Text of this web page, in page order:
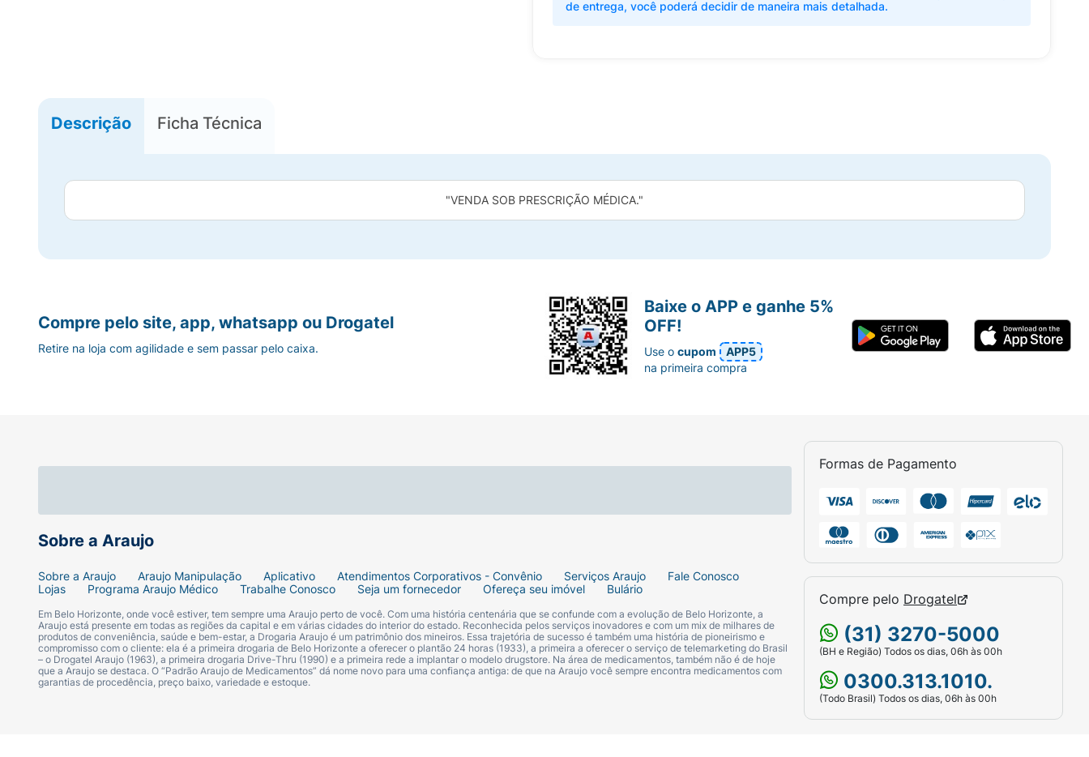
de entrega, você poderá decidir de maneira mais detalhada.
Descrição Ficha Técnica
"VENDA SOB PRESCRIÇÃO MÉDICA."
Sobre a Araujo
Sobre a Araujo Araujo Manipulação Aplicativo Atendimentos Corporativos - Convênio Serviços Araujo
Fale Conosco
Lojas
Programa Araujo Médico Trabalhe Conosco Seja um fornecedor Ofereça seu imóvel Bulário
Em Belo Horizonte, onde você estiver, tem sempre uma Araujo perto de você. Com uma história centenária que se confunde com a evolução de Belo Horizonte, a
Araujo está presente em todas as regiões da capital e em várias cidades do interior do estado. Reconhecida pelos serviços inovadores e com um mix de milhares de
produtos de conveniência, saúde e bem-estar, a Drogaria Araujo é um patrimônio dos mineiros. Essa trajetória de sucesso é também uma história de pioneirismo e
compromisso com o cliente: ela é a primeira drogaria de Belo Horizonte a oferecer o plantão 24 horas (1933), a primeira a oferecer o serviço de telemarketing do Brasil
– o Drogatel Araujo (1963), a primeira drogaria Drive-Thru (1990) e a primeira rede a implantar o modelo drugstore. Na área de medicamentos, também não é de hoje
que a Araujo se destaca. O “Padrão Araujo de Medicamentos” dá nome novo para uma confiança antiga: de que na Araujo você sempre encontra medicamentos com
garantias de procedência, preço baixo, variedade e estoque.
Formas de Pagamento
Compre pelo Drogatel
(31) 3270-5000
(BH e Região) Todos os dias, 06h às 00h
0300.313.1010.
(Todo Brasil) Todos os dias, 06h às 00h
Compre pelo site, app, whatsapp ou Drogatel
Retire na loja com agilidade e sem passar pelo caixa.
Baixe o APP e ganhe 5%
OFF!
Use ocupom
APP5
na primeira compra